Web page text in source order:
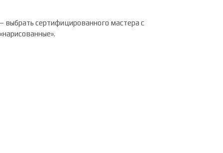
выбрать сертифицированного мастера с